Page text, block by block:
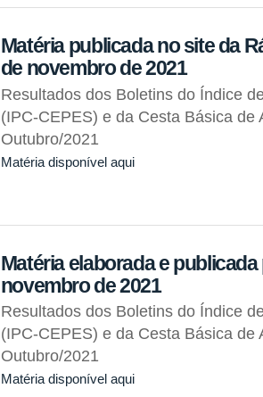
Matéria publicada no site da
de novembro de 2021
Resultados dos Boletins do Índice
(IPC-CEPES) e da Cesta Básica de
Outubro/2021
Matéria disponível aqui
Matéria elaborada e publicada
novembro de 2021
Resultados dos Boletins do Índice
(IPC-CEPES) e da Cesta Básica de
Outubro/2021
Matéria disponível aqui